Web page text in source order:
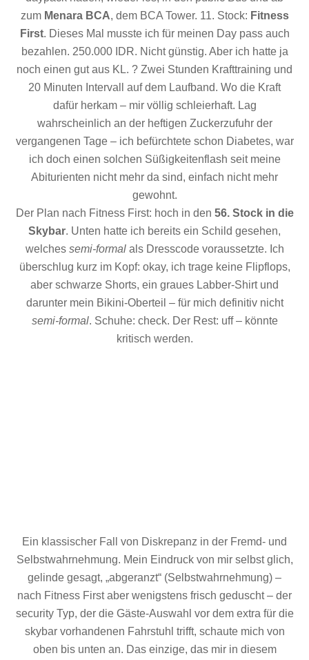
zum Menara BCA, dem BCA Tower. 11. Stock: Fitness
First. Dieses Mal musste ich für meinen Day pass auch
bezahlen. 250.000 IDR. Nicht günstig. Aber ich hatte ja
noch einen gut aus KL. ? Zwei Stunden Krafttraining und
20 Minuten Intervall auf dem Laufband. Wo die Kraft
dafür herkam – mir völlig schleierhaft. Lag
wahrscheinlich an der heftigen Zuckerzufuhr der
vergangenen Tage – ich befürchtete schon Diabetes, war
ich doch einen solchen Süßigkeitenflash seit meine
Abiturienten nicht mehr da sind, einfach nicht mehr
gewohnt.
Der Plan nach Fitness First: hoch in den 56. Stock in die
Skybar. Unten hatte ich bereits ein Schild gesehen,
welches semi-formalals Dresscode voraussetzte. Ich
überschlug kurz im Kopf: okay, ich trage keine Flipflops,
aber schwarze Shorts, ein graues Labber-Shirt und
darunter mein Bikini-Oberteil – für mich definitiv nicht
semi-formal. Schuhe: check. Der Rest: uff – könnte
kritisch werden.
Ein klassischer Fall von Diskrepanz in der Fremd- und
Selbstwahrnehmung. Mein Eindruck von mir selbst glich,
gelinde gesagt, „abgeranzt“ (Selbstwahrnehmung) –
nach Fitness First aber wenigstens frisch geduscht – der
security Typ, der die Gäste-Auswahl vor dem extra für die
skybar vorhandenen Fahrstuhl trifft, schaute mich von
oben bis unten an. Das einzige, das mir in diesem